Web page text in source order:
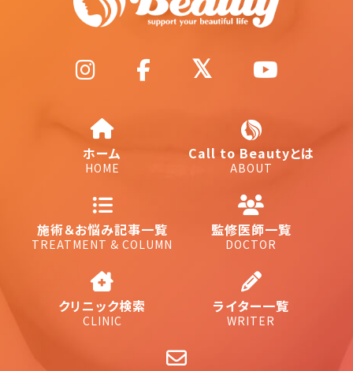
ホーム
HOME
Call to Beautyとは
ABOUT
施術＆お悩み記事一覧
TREATMENT & COLUMN
監修医師一覧
DOCTOR
クリニック検索
CLINIC
ライター一覧
WRITER